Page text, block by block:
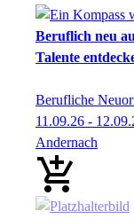
Beruflich neu
Talente
Berufliche
11.09.26 -
Andernach